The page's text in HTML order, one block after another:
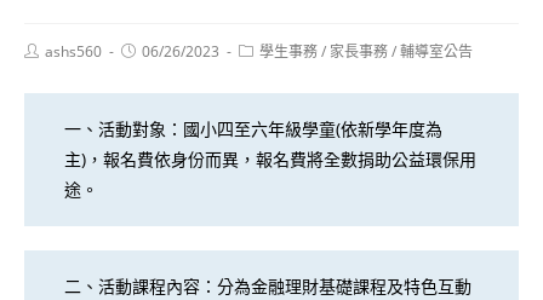
Postashs560
Post06/26/2023
Post學生事務/ 家長事務/輔導室公告
一、活動對象：國小四至六年級學童(依新學年度為
主)，報名費依身份而異，報名費將全數捐助公益環保用
途。
二、活動課程內容：分為金融理財基礎課程及特色互動